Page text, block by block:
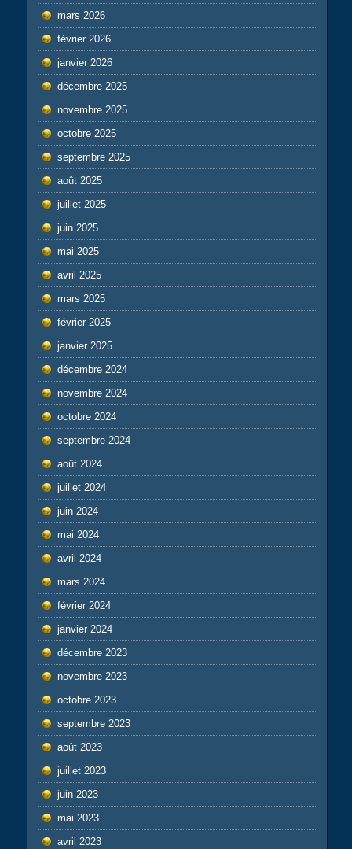
mars 2026
février 2026
janvier 2026
décembre 2025
novembre 2025
octobre 2025
septembre 2025
août 2025
juillet 2025
juin 2025
mai 2025
avril 2025
mars 2025
février 2025
janvier 2025
décembre 2024
novembre 2024
octobre 2024
septembre 2024
août 2024
juillet 2024
juin 2024
mai 2024
avril 2024
mars 2024
février 2024
janvier 2024
décembre 2023
novembre 2023
octobre 2023
septembre 2023
août 2023
juillet 2023
juin 2023
mai 2023
avril 2023